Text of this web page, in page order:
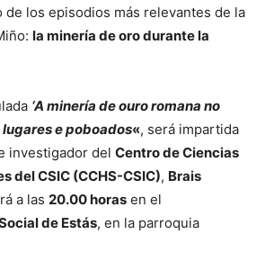
de los episodios más relevantes de la
la minería de oro durante la
‘A minería de ouro romana no
e poboados«, será impartida
investigador del Centro de Ciencias
del CSIC (CCHS-CSIC), Brais
a las 20.00 horas en el
de Estás, en la parroquia